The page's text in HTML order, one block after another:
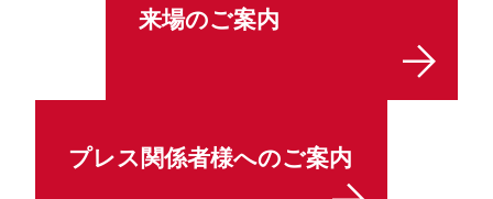
来場のご案内
プレス関係者様へのご案内